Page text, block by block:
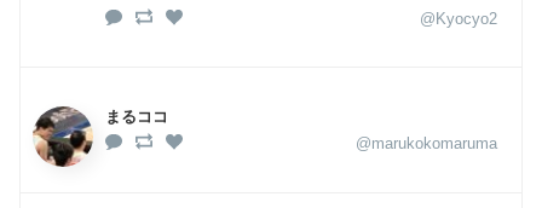
@Kyocyo2
まるココ
@marukokomaruma